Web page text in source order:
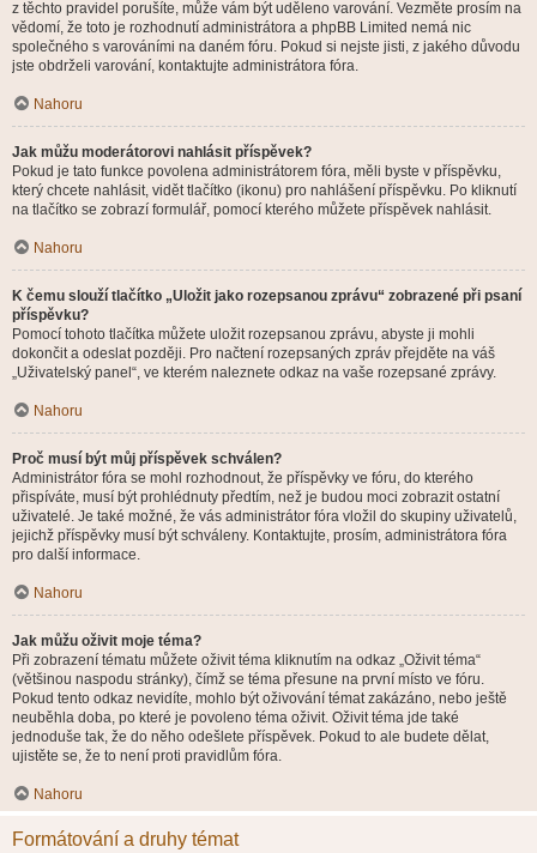
z těchto pravidel porušíte, může vám být uděleno varování. Vezměte prosím na
vědomí, že toto je rozhodnutí administrátora a phpBB Limited nemá nic
společného s varováními na daném fóru. Pokud si nejste jisti, z jakého důvodu
jste obdrželi varování, kontaktujte administrátora fóra.
Nahoru
Jak můžu moderátorovi nahlásit příspěvek?
Pokud je tato funkce povolena administrátorem fóra, měli byste v příspěvku,
který chcete nahlásit, vidět tlačítko (ikonu) pro nahlášení příspěvku. Po kliknutí
na tlačítko se zobrazí formulář, pomocí kterého můžete příspěvek nahlásit.
Nahoru
K čemu slouží tlačítko „Uložit jako rozepsanou zprávu“ zobrazené při psaní
příspěvku?
Pomocí tohoto tlačítka můžete uložit rozepsanou zprávu, abyste ji mohli
dokončit a odeslat později. Pro načtení rozepsaných zpráv přejděte na váš
„Uživatelský panel“, ve kterém naleznete odkaz na vaše rozepsané zprávy.
Nahoru
Proč musí být můj příspěvek schválen?
Administrátor fóra se mohl rozhodnout, že příspěvky ve fóru, do kterého
přispíváte, musí být prohlédnuty předtím, než je budou moci zobrazit ostatní
uživatelé. Je také možné, že vás administrátor fóra vložil do skupiny uživatelů,
jejichž příspěvky musí být schváleny. Kontaktujte, prosím, administrátora fóra
pro další informace.
Nahoru
Jak můžu oživit moje téma?
Při zobrazení tématu můžete oživit téma kliknutím na odkaz „Oživit téma“
(většinou naspodu stránky), čímž se téma přesune na první místo ve fóru.
Pokud tento odkaz nevidíte, mohlo být oživování témat zakázáno, nebo ještě
neuběhla doba, po které je povoleno téma oživit. Oživit téma jde také
jednoduše tak, že do něho odešlete příspěvek. Pokud to ale budete dělat,
ujistěte se, že to není proti pravidlům fóra.
Nahoru
Formátování a druhy témat